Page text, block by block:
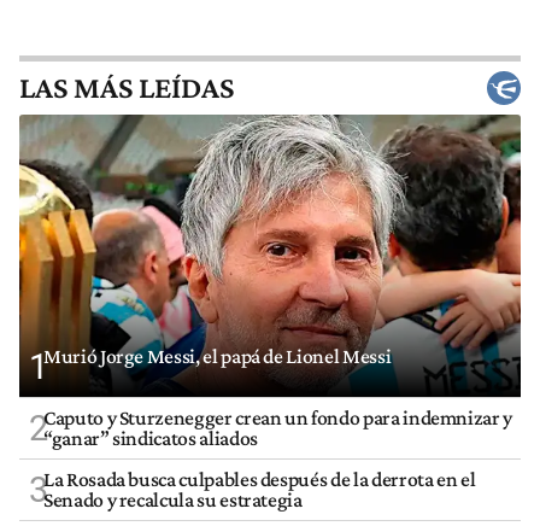
LAS MÁS LEÍDAS
1Murió Jorge Messi, el papá de Lionel Messi
2Caputo y Sturzenegger crean un fondo para indemnizar y
“ganar” sindicatos aliados
3La Rosada busca culpables después de la derrota en el
Senado y recalcula su estrategia